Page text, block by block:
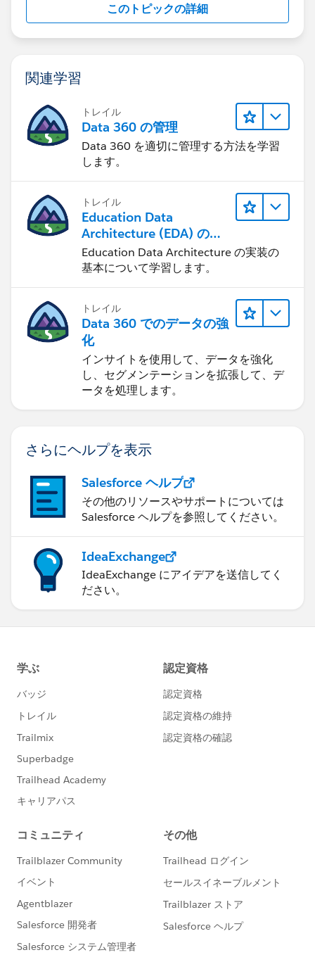
このトピックの詳細
関連学習
トレイル
Data 360 の管理
Data 360 を適切に管理する方法を学習
します。
トレイル
Education Data
Architecture (EDA) の管
理
Education Data Architecture の実装の
基本について学習します。
トレイル
Data 360 でのデータの強
化
インサイトを使用して、データを強化
し、セグメンテーションを拡張して、デ
ータを処理します。
さらにヘルプを表示
Salesforce ヘルプ
その他のリソースやサポートについては
Salesforce ヘルプを参照してください。
IdeaExchange
IdeaExchange にアイデアを送信してく
ださい。